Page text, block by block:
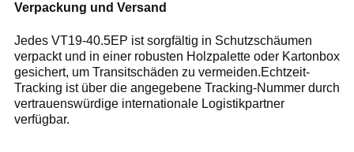
Verpackung und Versand
Jedes VT19-40.5EP ist sorgfältig in Schutzschäumen
verpackt und in einer robusten Holzpalette oder Kartonbox
gesichert, um Transitschäden zu vermeiden.Echtzeit-
Tracking ist über die angegebene Tracking-Nummer durch
vertrauenswürdige internationale Logistikpartner
verfügbar.